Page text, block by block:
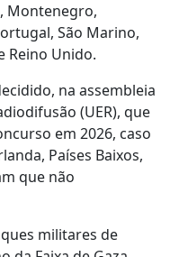
Montenegro,
São Marino,
Reino Unido.
na assembleia
(UER), que
em 2026, caso
Países Baixos,
que não
militares de